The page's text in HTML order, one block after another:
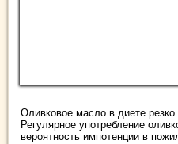
Оливковое масло в диете
Регулярное употребление
вероятность импотенции в